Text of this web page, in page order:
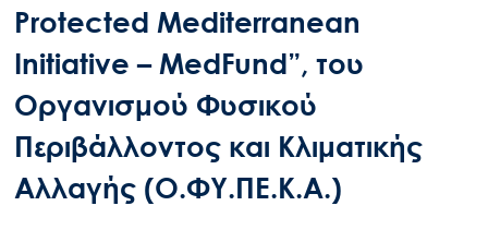
Protected Mediterranean
Initiative – MedFund”, του
Οργανισμού Φυσικού
Περιβάλλοντος και Κλιματικής
Αλλαγής (Ο.ΦΥ.ΠΕ.Κ.Α.)